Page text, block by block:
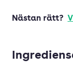
Nästan rätt?